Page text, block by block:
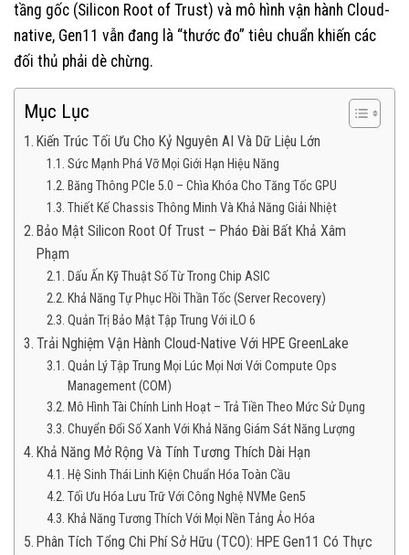
tầng gốc (Silicon Root of Trust) và mô hình vận hành Cloud-
native, Gen11 vẫn đang là “thước đo” tiêu chuẩn khiến các
đối thủ phải dè chừng.
Mục Lục
Kiến Trúc Tối Ưu Cho Kỷ Nguyên AI Và Dữ Liệu Lớn
Sức Mạnh Phá Vỡ Mọi Giới Hạn Hiệu Năng
Băng Thông PCIe 5.0 – Chìa Khóa Cho Tăng Tốc GPU
Thiết Kế Chassis Thông Minh Và Khả Năng Giải Nhiệt
Bảo Mật Silicon Root Of Trust – Pháo Đài Bất Khả Xâm
Phạm
Dấu Ấn Kỹ Thuật Số Từ Trong Chip ASIC
Khả Năng Tự Phục Hồi Thần Tốc (Server Recovery)
Quản Trị Bảo Mật Tập Trung Với iLO 6
Trải Nghiệm Vận Hành Cloud-Native Với HPE GreenLake
Quản Lý Tập Trung Mọi Lúc Mọi Nơi Với Compute Ops
Management (COM)
Mô Hình Tài Chính Linh Hoạt – Trả Tiền Theo Mức Sử Dụng
Chuyển Đổi Số Xanh Với Khả Năng Giám Sát Năng Lượng
Khả Năng Mở Rộng Và Tính Tương Thích Dài Hạn
Hệ Sinh Thái Linh Kiện Chuẩn Hóa Toàn Cầu
Tối Ưu Hóa Lưu Trữ Với Công Nghệ NVMe Gen5
Khả Năng Tương Thích Với Mọi Nền Tảng Ảo Hóa
Phân Tích Tổng Chi Phí Sở Hữu (TCO): HPE Gen11 Có Thực